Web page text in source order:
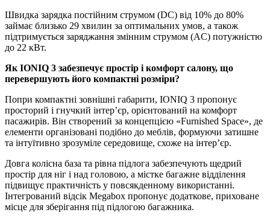
Швидка зарядка постійним струмом (DC) від 10% до 80%
займає близько 29 хвилин за оптимальних умов, а також
підтримується заряджання змінним струмом (AC) потужністю
до 22 кВт.
Як IONIQ 3 забезпечує простір і комфорт салону, що
перевершують його компактні розміри?
Попри компактні зовнішні габарити, IONIQ 3 пропонує
просторий і гнучкий інтер’єр, орієнтований на комфорт
пасажирів. Він створений за концепцією «Furnished Space», де
елементи організовані подібно до меблів, формуючи затишне
та інтуїтивно зрозуміле середовище, схоже на інтер’єр.
Довга колісна база та рівна підлога забезпечують щедрий
простір для ніг і над головою, а містке багажне відділення
підвищує практичність у повсякденному використанні.
Інтегрований відсік Megabox пропонує додаткове, приховане
місце для зберігання під підлогою багажника.